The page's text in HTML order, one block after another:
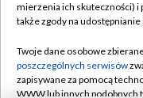
Naziemna Telewizja
Rada Programowa
System NOS
mierzenia ich skuteczności) i
także zgody na
Twoje dane osobowe
poszczególnych serwisów
zapisywane za pomocą
WWW lub innych